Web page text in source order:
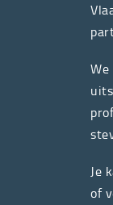
We
Je
of